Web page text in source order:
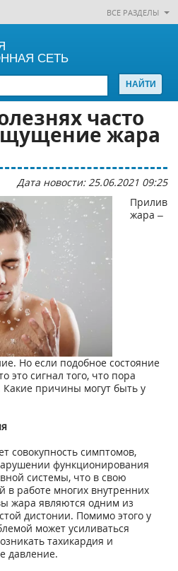
ВСЕ РАЗДЕЛЫ
СЕТЬ
часто
жара
Дата новости: 25.06.2021 09:25
Прилив
жара –
Но если подобное состояние
это сигнал того, что пора
Какие причины могут быть у
совокупность симптомов,
функционирования
системы, что в свою
в работе многих внутренних
жара являются одним из
дистонии. Помимо этого у
может усиливаться
тахикардия и
давление.